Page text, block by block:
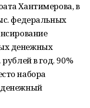
Хантимерова, в
федеральных
денежных
в год. 90%
набора
денежный